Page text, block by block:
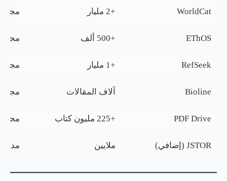
WorldCat +2 مليار
EThOS +500 ألف
RefSeek +1 مليار
Bioline آلاف المقالات
PDF Drive +225 مليون كتاب
JSTOR (إضافي) ملايين